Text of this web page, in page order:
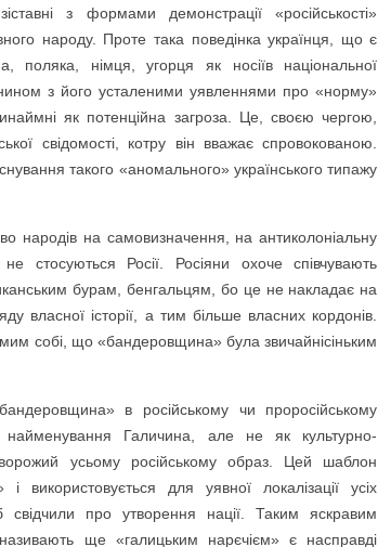
з формами демонстрації «російськості»
народу. Проте така поведінка українця, що є
поляка, німця, угорця як носіїв національної
з його усталеними уявленнями про «норму»
як потенційна загроза. Це, своєю чергою,
свідомості, котру він вважає спровокованою.
такого «аномального» українського типажу
народів на самовизначення, на антиколоніальну
стосуються Росії. Росіяни охоче співчувають
бурам, бенгальцям, бо це не накладає на
власної історії, а тим більше власних кордонів.
собі, що «бандеровщина» була звичайнісіньким
в російському чи проросійському
найменування Галичина, але не як культурно-
усьому російському образ. Цей шаблон
використовується для уявної локалізації усіх
свідчили про утворення нації. Таким яскравим
ще «галицьким нарєчієм» є насправді